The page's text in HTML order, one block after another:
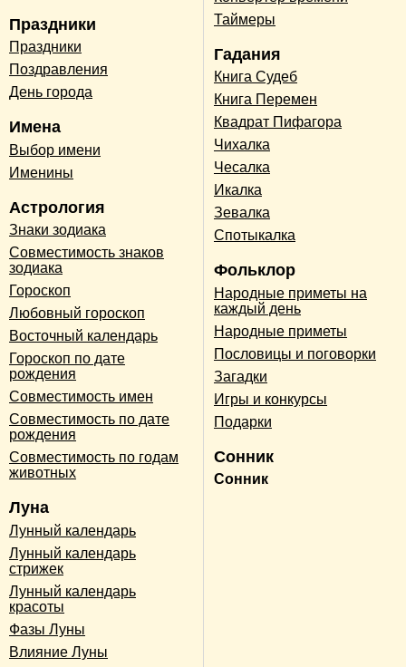
Праздники
Праздники
Поздравления
День города
Имена
Выбор имени
Именины
Астрология
Знаки зодиака
Совместимость знаков
зодиака
Гороскоп
Любовный гороскоп
Восточный календарь
Гороскоп по дате
рождения
Совместимость имен
Совместимость по дате
рождения
Совместимость по годам
животных
Луна
Лунный календарь
Лунный календарь
стрижек
Лунный календарь
красоты
Фазы Луны
Влияние Луны
Таймеры
Гадания
Книга Судеб
Книга Перемен
Квадрат Пифагора
Чихалка
Чесалка
Икалка
Зевалка
Спотыкалка
Фольклор
Народные приметы на
каждый день
Народные приметы
Пословицы и поговорки
Загадки
Игры и конкурсы
Подарки
Сонник
Сонник